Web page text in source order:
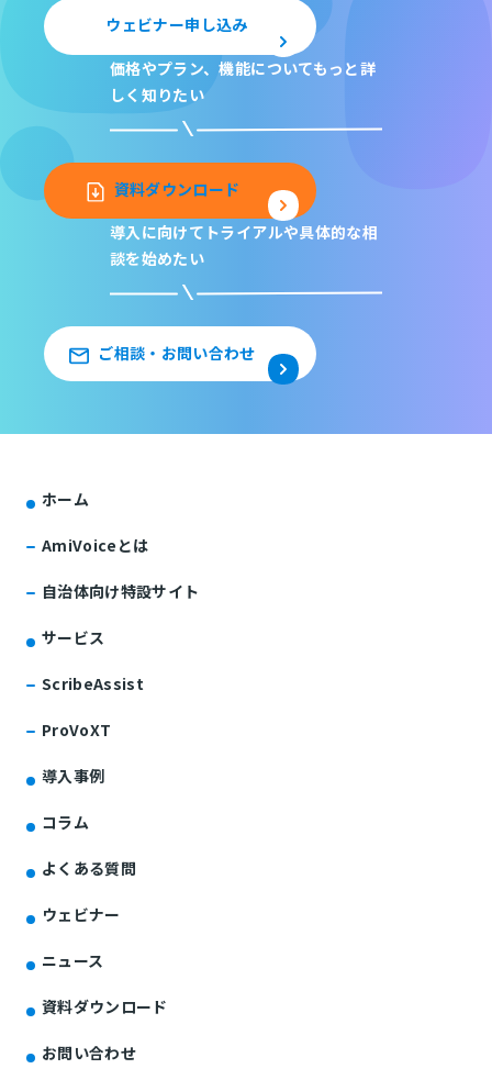
ウェビナー申し込み
価格やプラン、機能についてもっと詳
しく知りたい
資料ダウンロード
導入に向けてトライアルや具体的な相
談を始めたい
ご相談・お問い合わせ
ホーム
AmiVoiceとは
自治体向け特設サイト
サービス
ScribeAssist
ProVoXT
導入事例
コラム
よくある質問
ウェビナー
ニュース
資料ダウンロード
お問い合わせ